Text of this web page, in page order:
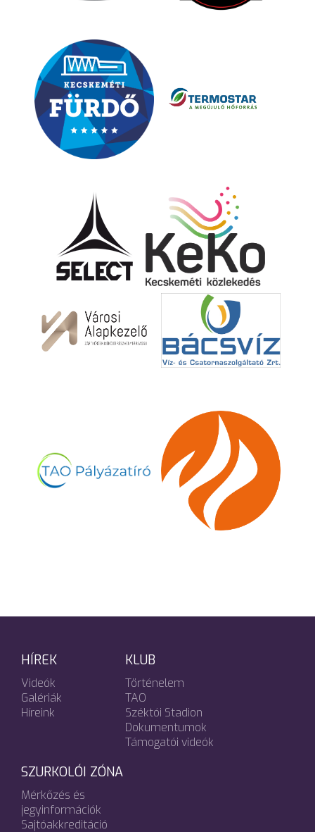
HÍREK
Videók
Galériák
Híreink
KLUB
Történelem
TAO
Széktói Stadion
Dokumentumok
Támogatói videók
SZURKOLÓI ZÓNA
Mérkőzés és
jegyinformációk
Sajtóakkreditáció